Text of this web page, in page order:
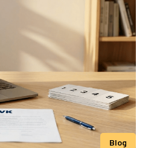
Blog